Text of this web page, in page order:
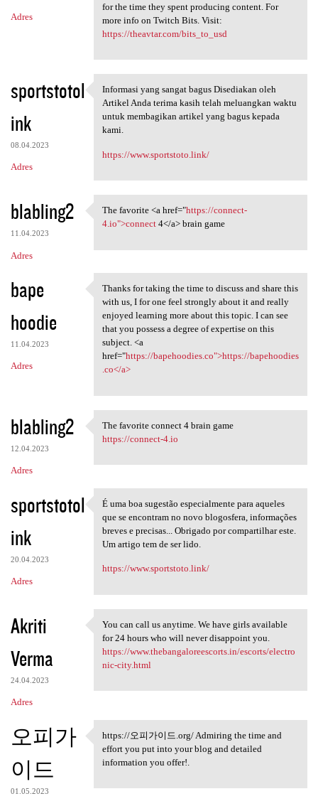
Adres
for the time they spent producing content. For
more info on Twitch Bits. Visit:
https://theavtar.com/bits_to_usd
sportstotol
ink
08.04.2023
Adres
Informasi yang sangat bagus
Informasi yang sangat bagus Disediakan oleh
Artikel Anda terima kasih telah meluangkan waktu
untuk membagikan artikel yang bagus kepada
kami.
https://www.sportstoto.link/
blabling2
11.04.2023
Adres
The favorite <a href="https:/
The favorite <a href="https://connect-
4.io">connect4</a> brain game
bape
hoodie
11.04.2023
Adres
Thanks for taking the time to
Thanks for taking the time to discuss and share this
with us, I for one feel strongly about it and really
enjoyed learning more about this topic. I can see
that you possess a degree of expertise on this
subject. <a
href="https://bapehoodies.co">https://bapehoodies
.co</a>
blabling2
12.04.2023
Adres
The favorite connect 4 brain
The favorite connect 4 brain game
https://connect-4.io
sportstotol
ink
20.04.2023
Adres
É uma boa sugestão
É uma boa sugestão especialmente para aqueles
que se encontram no novo blogosfera, informações
breves e precisas... Obrigado por compartilhar este.
Um artigo tem de ser lido.
https://www.sportstoto.link/
Akriti
Verma
24.04.2023
Adres
You can call us anytime. We
You can call us anytime. We have girls available
for 24 hours who will never disappoint you.
https://www.thebangaloreescorts.in/escorts/electro
nic-city.html
오피가
이드
01.05.2023
https://오피가이드.org/ Admiring
https://오피가이드.org/ Admiring the time and
effort you put into your blog and detailed
information you offer!.